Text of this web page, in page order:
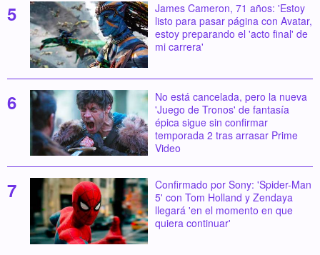
James Cameron, 71 años: 'Estoy
listo para pasar página con Avatar,
estoy preparando el 'acto final' de
mi carrera'
No está cancelada, pero la nueva
'Juego de Tronos' de fantasía
épica sigue sin confirmar
temporada 2 tras arrasar Prime
Video
Confirmado por Sony: 'Spider-Man
5' con Tom Holland y Zendaya
llegará 'en el momento en que
quiera continuar'